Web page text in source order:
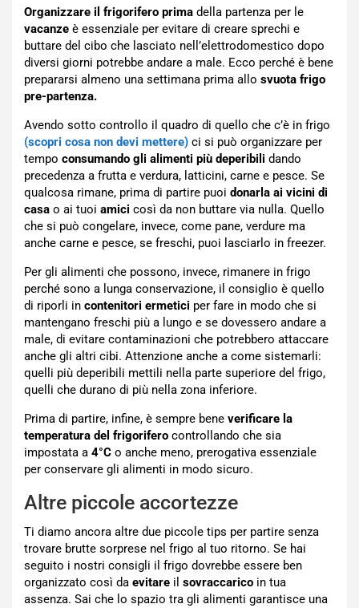
Organizzare il frigorifero prima della partenza per le
vacanze è essenziale per evitare di creare sprechi e
buttare del cibo che lasciato nell’elettrodomestico dopo
diversi giorni potrebbe andare a male. Ecco perché è bene
prepararsi almeno una settimana prima allo svuota frigo
pre-partenza.
Avendo sotto controllo il quadro di quello che c’è in frigo
(scopri cosa non devi mettere) ci si può organizzare per
tempo consumando gli alimenti più deperibili dando
precedenza a frutta e verdura, latticini, carne e pesce. Se
qualcosa rimane, prima di partire puoi donarla ai vicini di
casa o ai tuoi amici così da non buttare via nulla. Quello
che si può congelare, invece, come pane, verdure ma
anche carne e pesce, se freschi, puoi lasciarlo in freezer.
Per gli alimenti che possono, invece, rimanere in frigo
perché sono a lunga conservazione, il consiglio è quello
di riporli in contenitori ermetici per fare in modo che si
mantengano freschi più a lungo e se dovessero andare a
male, di evitare contaminazioni che potrebbero attaccare
anche gli altri cibi. Attenzione anche a come sistemarli:
quelli più deperibili mettili nella parte superiore del frigo,
quelli che durano di più nella zona inferiore.
Prima di partire, infine, è sempre bene verificare la
temperatura del frigorifero controllando che sia
impostata a 4°C o anche meno, prerogativa essenziale
per conservare gli alimenti in modo sicuro.
Altre piccole accortezze
Ti diamo ancora altre due piccole tips per partire senza
trovare brutte sorprese nel frigo al tuo ritorno. Se hai
seguito i nostri consigli il frigo dovrebbe essere ben
organizzato così da evitare il sovraccarico in tua
assenza. Sai che lo spazio tra gli alimenti garantisce una